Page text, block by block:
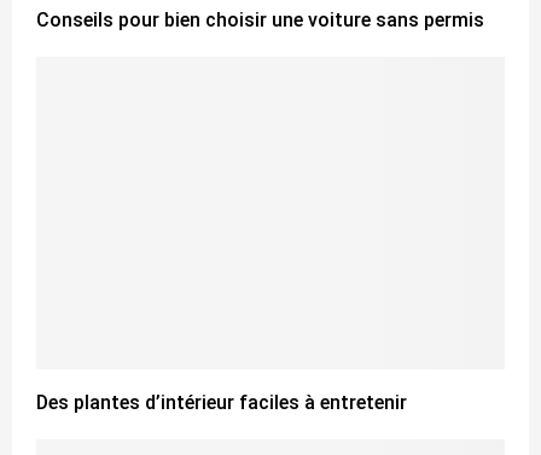
Conseils pour bien choisir une voiture sans permis
Des plantes d’intérieur faciles à entretenir